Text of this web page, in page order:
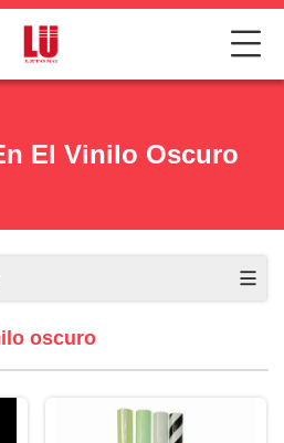
El Vinilo Oscuro
oscuro